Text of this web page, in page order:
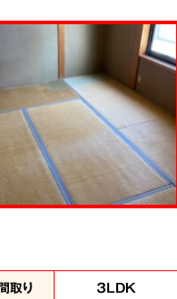
取り
3LDK